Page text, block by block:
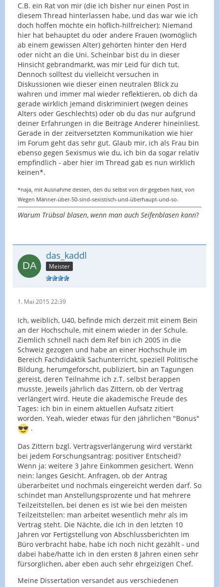
C.B. ein Rat von mir (die ich bisher nur einen Post in
diesem Thread hinterlassen habe, und das war wie ich
doch hoffen möchte ein höflich-hilfreicher): Niemand
hier hat behauptet du oder andere Frauen (womöglich
ab einem gewissen Alter) gehörten hinter den Herd
oder nicht an die Uni. Scheinbar bist du in dieser
Hinsicht gebrandmarkt, was mir Leid für dich tut.
Dennoch solltest du vielleicht versuchen in
Diskussionen wie dieser einen neutralen Blick zu
wahren und immer mal wieder reflektieren, ob dich da
gerade wirklich jemand diskriminiert (wegen deines
Alters oder Geschlechts) oder ob du das nur aufgrund
deiner Erfahrungen in die Beiträge Anderer hineinliest.
Gerade in der zeitversetzten Kommunikation wie hier
im Forum geht das sehr gut. Glaub mir, ich als Frau bin
ebenso gegen Sexismus wie du, ich bin da sogar relativ
empfindlich - aber hier im Thread gab es nun wirklich
keinen*.
*naja, mit Ausnahme dessen, den du selbst von dir gegeben hast, von
Wegen Männer-über-50-sind-sexistisch-und-überhaupt-und-so.
Warum Trübsal blasen, wenn man auch Seifenblasen kann?
das_kaddl
Meister
1. Mai 2015 22:39
Ich, weiblich, U40, befinde mich derzeit mit einem Bein
an der Hochschule, mit einem wieder in der Schule.
Ziemlich schnell nach dem Ref bin ich 2005 in die
Schweiz gezogen und habe an einer Hochschule im
Bereich Fachdidaktik Sachunterricht, speziell Politische
Bildung, herumgeforscht, publiziert, bin an Tagungen
gereist, deren Teilnahme ich z.T. selbst berappen
musste. Jeweils jährlich das Zittern, ob der Vertrag
verlängert wird. Heute die akademische Freude des
Tages: ich bin in einem aktuellen Aufsatz zitiert
worden. Yeah, wieder etwas für den jährlichen "Bonus"
.
Das Zittern bzgl. Vertragsverlängerung wird verstärkt
bei jedem Forschungsantrag: positiver Entscheid?
Wenn ja: weitere 3 Jahre Einkommen gesichert. Wenn
nein: langes Gesicht. Anfragen, ob der Antrag
überarbeitet und nochmals eingereicht werden darf. So
schindet man Anstellungsprozente und hat mehrere
Teilzeitstellen, bei denen es ist wie bei den meisten
Teilzeitstellen: man arbeitet wesentlich mehr als im
Vertrag steht. Die Nächte, die ich in den letzten 10
Jahren vor Fertigstellung von Abschlussberichten im
Büro verbracht habe, habe ich noch nicht gezählt - und
dabei habe/hatte ich in den ersten 8 Jahren einen sehr
fürsorglichen, aber eben auch sehr ehrgeizigen Chef.
Meine Dissertation versandet aus verschiedenen